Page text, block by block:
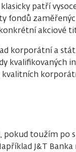
patří
fondů
akciové
korporátní a
kvalifikovaných
pokud toužím po
J&T